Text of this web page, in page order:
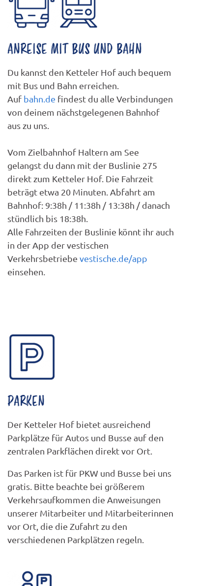
ANREISE MIT BUS UND BAHN
Du kannst den Ketteler Hof auch bequem
mit Bus und Bahn erreichen.
Auf bahn.de findest du alle Verbindungen
von deinem nächstgelegenen Bahnhof
aus zu uns.
Vom Zielbahnhof Haltern am See
gelangst du dann mit der Buslinie 275
direkt zum Ketteler Hof. Die Fahrzeit
beträgt etwa 20 Minuten. Abfahrt am
Bahnhof: 9:38h / 11:38h / 13:38h / danach
stündlich bis 18:38h.
Alle Fahrzeiten der Buslinie könnt ihr auch
in der App der vestischen
Verkehrsbetriebe vestische.de/app
einsehen.
PARKEN
Der Ketteler Hof bietet ausreichend
Parkplätze für Autos und Busse auf den
zentralen Parkflächen direkt vor Ort.
Das Parken ist für PKW und Busse bei uns
gratis. Bitte beachte bei größerem
Verkehrsaufkommen die Anweisungen
unserer Mitarbeiter und Mitarbeiterinnen
vor Ort, die die Zufahrt zu den
verschiedenen Parkplätzen regeln.